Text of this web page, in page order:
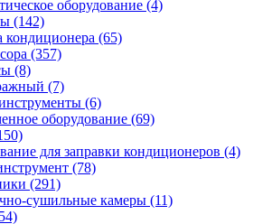
оборудование (4)
(142)
кондиционера (65)
(357)
(8)
(7)
(6)
оборудование (69)
для заправки кондиционеров (4)
(78)
(291)
сушильные камеры (11)